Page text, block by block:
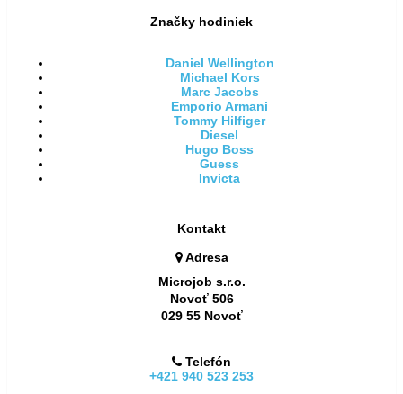
Značky hodiniek
Daniel Wellington
Michael Kors
Marc Jacobs
Emporio Armani
Tommy Hilfiger
Diesel
Hugo Boss
Guess
Invicta
Kontakt
Adresa
Microjob s.r.o.
Novoť 506
029 55 Novoť
Telefón
+421 940 523 253